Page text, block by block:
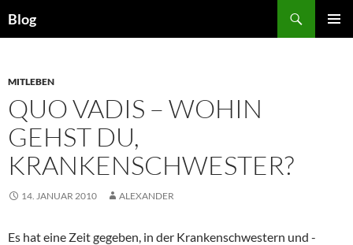
Inhalt
Blog
MITLEBEN
QUO VADIS – WOHIN
GEHST DU,
KRANKENSCHWESTER?
14. JANUAR 2010 ALEXANDER
Es hat eine Zeit gegeben, in der Krankenschwestern und -